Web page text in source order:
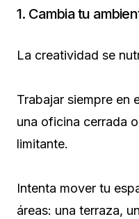
1. Cambia tu
La creatividad se
Trabajar siempre en
una oficina cerrada
limitante.
Intenta mover tu
áreas: una terraza,